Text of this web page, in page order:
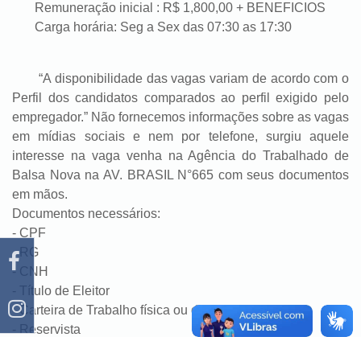
Remuneração inicial : R$ 1,800,00 + BENEFICIOS
Carga horária: Seg a Sex das 07:30 as 17:30
“A disponibilidade das vagas variam de acordo com o
Perfil dos candidatos comparados ao perfil exigido pelo
empregador.” Não fornecemos informações sobre as vagas
em mídias sociais e nem por telefone, surgiu aquele
interesse na vaga venha na Agência do Trabalhado de
Balsa Nova na AV. BRASIL N°665 com seus documentos
em mãos.
Documentos necessários:
- CPF
- RG
- CNH
- Título de Eleitor
- Carteira de Trabalho física ou digital
- Reservista